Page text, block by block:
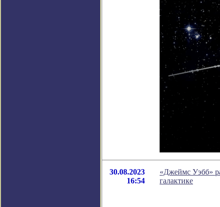
30.08.2023
16:54
«Джеймс Уэбб»
галактике